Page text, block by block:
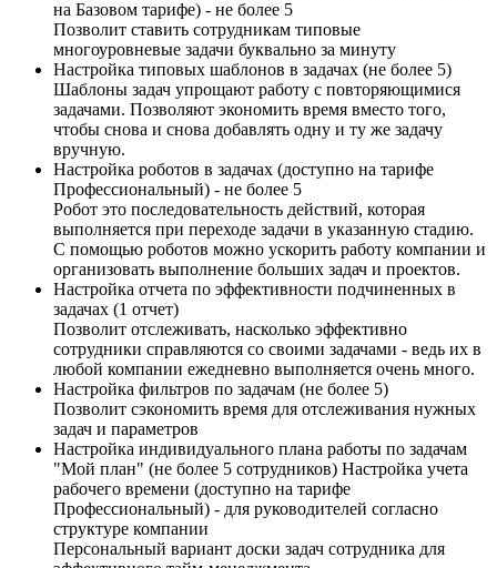
на Базовом тарифе) - не более 5
Позволит ставить сотрудникам типовые
многоуровневые задачи буквально за минуту
Настройка типовых шаблонов в задачах (не более 5)
Шаблоны задач упрощают работу с повторяющимися
задачами. Позволяют экономить время вместо того,
чтобы снова и снова добавлять одну и ту же задачу
вручную.
Настройка роботов в задачах (доступно на тарифе
Профессиональный) - не более 5
Робот это последовательность действий, которая
выполняется при переходе задачи в указанную стадию.
С помощью роботов можно ускорить работу компании и
организовать выполнение больших задач и проектов.
Настройка отчета по эффективности подчиненных в
задачах (1 отчет)
Позволит отслеживать, насколько эффективно
сотрудники справляются со своими задачами - ведь их в
любой компании ежедневно выполняется очень много.
Настройка фильтров по задачам (не более 5)
Позволит сэкономить время для отслеживания нужных
задач и параметров
Настройка индивидуального плана работы по задачам
"Мой план" (не более 5 сотрудников) Настройка учета
рабочего времени (доступно на тарифе
Профессиональный) - для руководителей согласно
структуре компании
Персональный вариант доски задач сотрудника для